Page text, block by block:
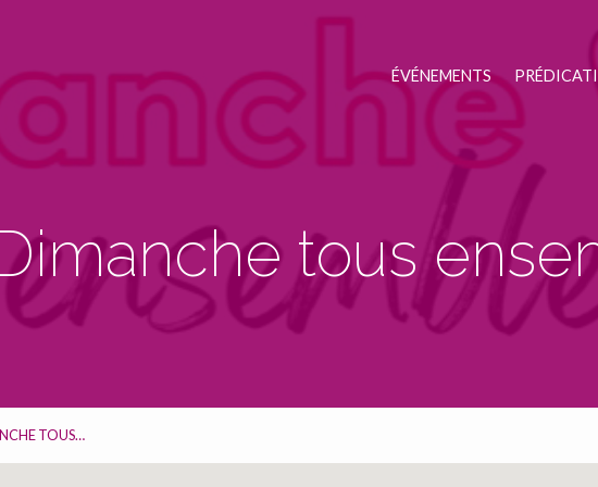
ÉVÉNEMENTS
tous
TOUS…